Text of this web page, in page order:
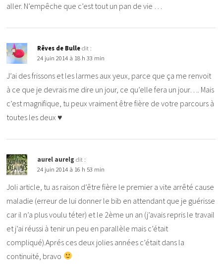
aller. N’empêche que c’est tout un pan de vie …
Rêves de Bulle dit :
24 juin 2014 à 18 h 33 min
J’ai des frissons et les larmes aux yeux, parce que ça me renvoit
à ce que je devrais me dire un jour, ce qu’elle fera un jour…. Mais
c’est magnifique, tu peux vraiment être fière de votre parcours à
toutes les deux ♥
aurel aurelg dit :
24 juin 2014 à 16 h 53 min
Joli article, tu as raison d’être fière le premier a vite arrêté cause
maladie (erreur de lui donner le bib en attendant que je guérisse
car il n’a plus voulu téter) et le 2ème un an (j’avais repris le travail
et j’ai réussi à tenir un peu en parallèle mais c’était
compliqué).Aprés ces deux jolies années c’était dans la
continuité, bravo